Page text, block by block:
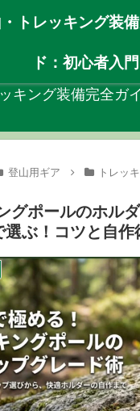
キング装備完全ガ
登山用ギア トレッ
グポールのホル
選ぶ！コツと自作
トレッキング装
ド：初心者入門